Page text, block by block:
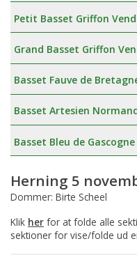
Petit Basset Griffon
Grand Basset Griffon
Basset Fauve de
Basset Artesien
Basset Bleu de Gascogne
Herning 5
Dommer: Birte Scheel
Klik her for at folde alle
sektioner for vise/folde ud